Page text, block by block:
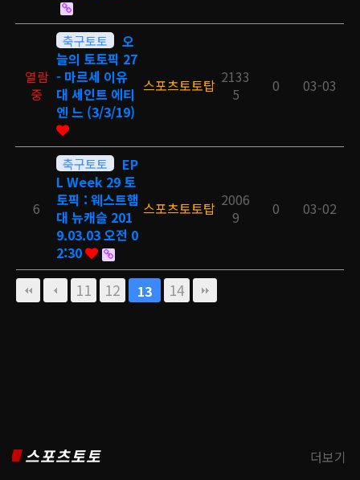
열람
중
축구토토
오
늘의 토토픽 27
- 마르세 이유
대 세인트 에티
엔 느 (3/3/19)
스포츠토토탑 2133
5
0 03-03
6
축구토토
EP
L Week 29 토
토픽 : 웨스트햄
대 뉴캐슬 201
9.03.03 오전 0
2:30
스포츠토토탑 2006
9
0 03-02
11 12 13 14
스포츠토토 더보기